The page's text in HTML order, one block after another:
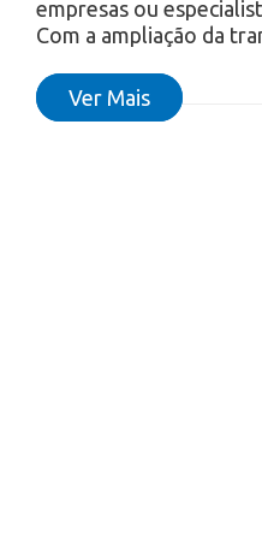
empresas ou
Com a ampliação da
Ver Mais